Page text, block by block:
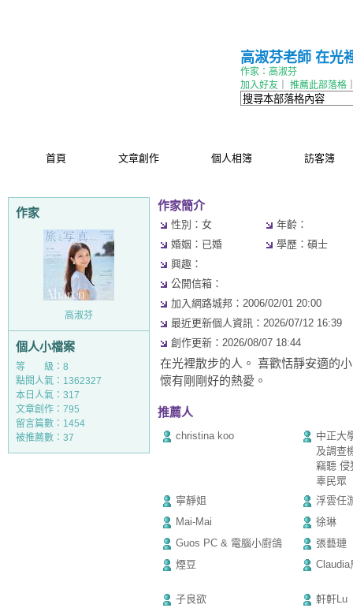
高淑芬老師 在光
首頁 文章創作 個人相簿 訪客簿
加入好友 推薦此部落格
作家：高淑芬
作家
高淑芬
個人小檔案
等 級：8
點閱人氣：1362327
本日人氣：317
文章創作：795
留言篇數：1454
被推薦數： 37
作家簡介
性別：女
年齡：
婚姻：已婚
學歷：碩士
興趣：
公開信箱：
加入網路城邦：2006/02/01 20:00
最近更新個人資訊：2026/07/12 16:39
創作更新：2026/08/07 18:44
在光裡散步的人。 喜歡恬靜安適的
懷有剛剛好的熱愛。
推薦人
christina koo
中正大
及調查
竊聽 侵
辜民眾
寧靜姐
浮雲任
Mai-Mai
徐琳
Guos PC & 電腦小廚鴿
張藝璉
煙豆
Claudia
子良欲
軒軒Lu